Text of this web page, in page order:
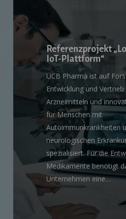
Plattform“
Referenzprojekt
IoT-Plattform“
UCB Pharma ist auf
Entwicklung und Vertrieb
Arzneimitteln und
für Menschen mit
Autoimmunkrankheiten
neurologischen
spezialisiert. Für die
Medikamente benötigt
Unternehmen eine…